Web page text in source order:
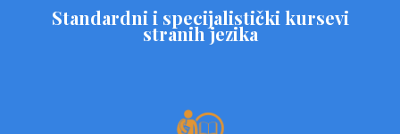
Standardni i specijalistički kursevi
stranih jezika